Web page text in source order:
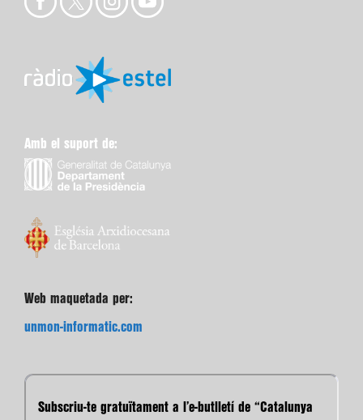
Amb el suport de:
Web maquetada per:
unmon-informatic.com
Subscriu-te gratuïtament a l’e-butlletí de “Catalunya